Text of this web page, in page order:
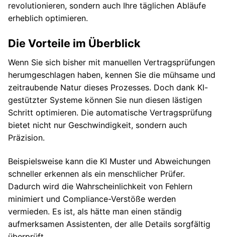
revolutionieren, sondern auch Ihre täglichen Abläufe
erheblich optimieren.
Die Vorteile im Überblick
Wenn Sie sich bisher mit manuellen Vertragsprüfungen
herumgeschlagen haben, kennen Sie die mühsame und
zeitraubende Natur dieses Prozesses. Doch dank KI-
gestützter Systeme können Sie nun diesen lästigen
Schritt optimieren. Die automatische Vertragsprüfung
bietet nicht nur Geschwindigkeit, sondern auch
Präzision.
Beispielsweise kann die KI Muster und Abweichungen
schneller erkennen als ein menschlicher Prüfer.
Dadurch wird die Wahrscheinlichkeit von Fehlern
minimiert und Compliance-Verstöße werden
vermieden. Es ist, als hätte man einen ständig
aufmerksamen Assistenten, der alle Details sorgfältig